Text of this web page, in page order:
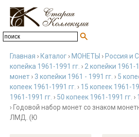
Главная › Каталог › МОНЕТЫ › Россия и
копейка 1961-1991 гг. › 2 копейки 1961-
монет › 3 копейки 1961 - 1991 гг. › 5
копеек 1961-1991 гг. › 15 копеек 1961-
1961-1991 гг. › 50 копеек 1961-1991 гг. ›
› Годовой набор монет со знаком
ЛМД. (Ю